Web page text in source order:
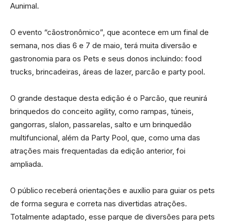
Aunimal.
O evento “cãostronômico”, que acontece em um final de
semana, nos dias 6 e 7 de maio, terá muita diversão e
gastronomia para os Pets e seus donos incluindo: food
trucks, brincadeiras, áreas de lazer, parcão e party pool.
O grande destaque desta edição é o Parcão, que reunirá
brinquedos do conceito agility, como rampas, túneis,
gangorras, slalon, passarelas, salto e um brinquedão
multifuncional, além da Party Pool, que, como uma das
atrações mais frequentadas da edição anterior, foi
ampliada.
O público receberá orientações e auxílio para guiar os pets
de forma segura e correta nas divertidas atrações.
Totalmente adaptado, esse parque de diversões para pets